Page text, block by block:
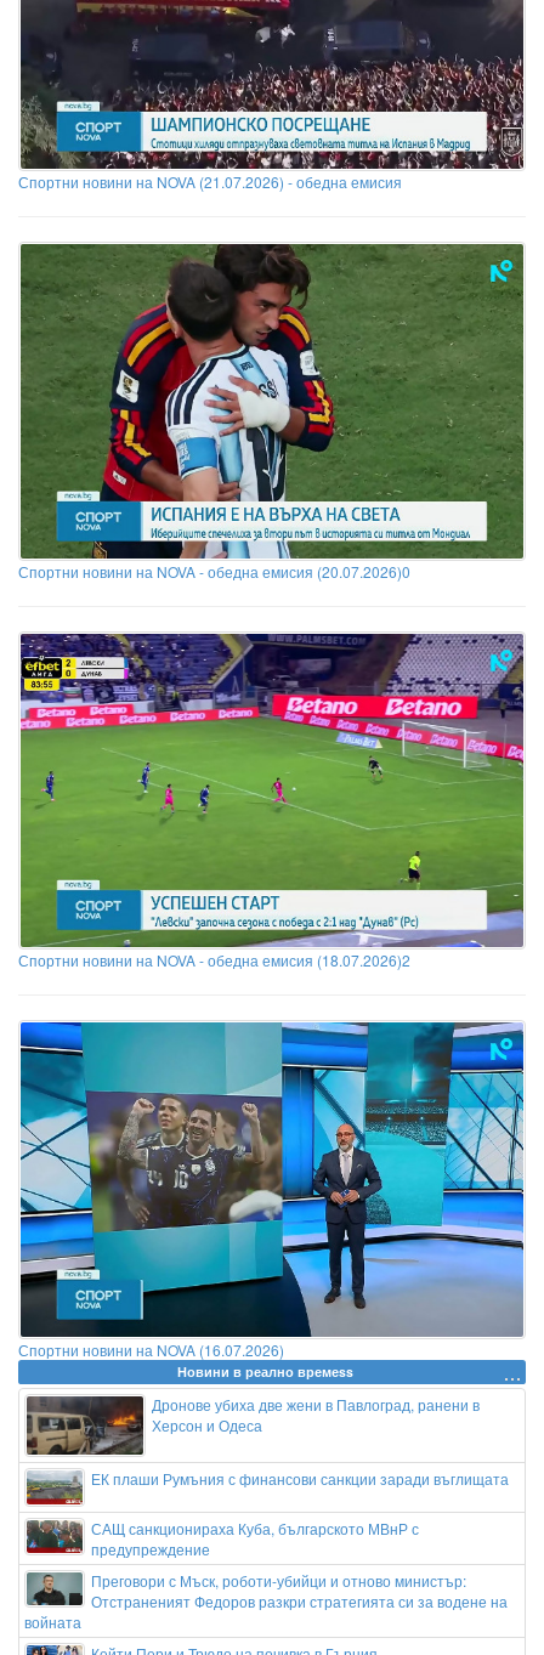
Спортни новини на NOVA (21.07.2026) - обедна емисия
Спортни новини на NOVA - обедна емисия (20.07.2026)0
Спортни новини на NOVA - обедна емисия (18.07.2026)2
Спортни новини на NOVA (16.07.2026)
Новини в реално времеss
Дронове убиха две жени в Павлоград, ранени в
Херсон и Одеса
ЕК плаши Румъния с финансови санкции заради въглищата
САЩ санкционираха Куба, българското МВнР с
предупреждение
Преговори с Мъск, роботи-убийци и отново министър:
Отстраненият Федоров разкри стратегията си за водене на
войната